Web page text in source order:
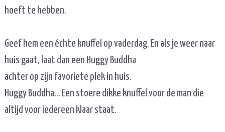
hoeft te hebben.
Geef hem een échte knuffel op vaderdag. En als je weer naar
huis gaat, laat dan een Huggy Buddha
achter op zijn favoriete plek in huis.
Huggy Buddha… Een stoere dikke knuffel voor de man die
altijd voor iedereen klaar staat.